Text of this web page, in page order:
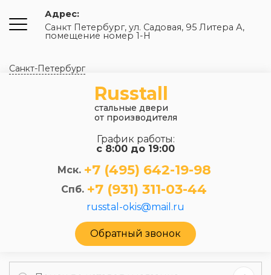
Адрес:
Санкт Петербург, ул. Садовая, 95 Литера А,
помещение номер 1-Н
Санкт-Петербург
Russtall
стальные двери
от производителя
График работы:
с 8:00 до 19:00
Мск. +7 (495) 642-19-98
Спб. +7 (931) 311-03-44
russtal-okis@mail.ru
Обратный звонок